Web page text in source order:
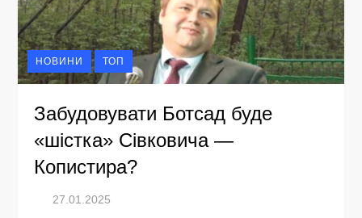
НОВИНИ ТОП
Забудовувати Ботсад буде
«шістка» Сівковича —
Копистира?